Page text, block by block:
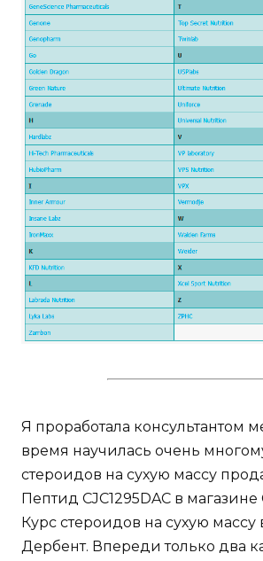
Я проработала консультантом
время научилась очень
стероидов на сухую массу
Пептид CJC1295DAC в
Курс стероидов на сухую массу
Дербент. Впереди только два